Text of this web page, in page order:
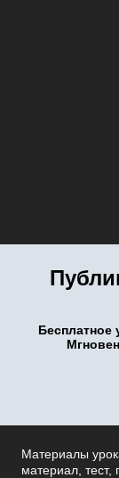
Бесплатное
Материалы
материал, тест,